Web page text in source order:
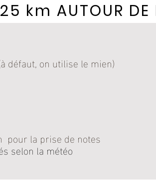
km AUTOUR DE
défaut, on utilise le mien)
pour la prise de notes
selon la météo